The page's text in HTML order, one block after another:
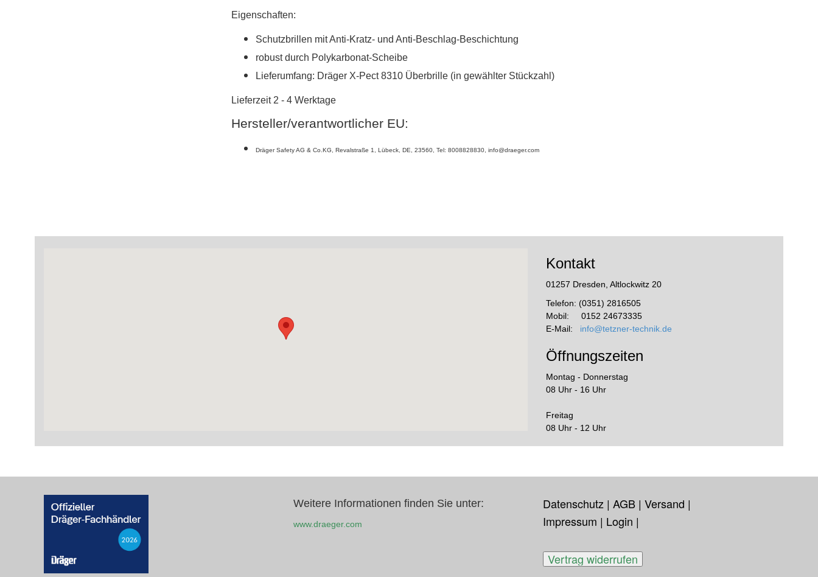
Eigenschaften:
Schutzbrillen mit Anti-Kratz- und Anti-Beschlag-Beschichtung
robust durch Polykarbonat-Scheibe
Lieferumfang: Dräger X-Pect 8310 Überbrille (in gewählter Stückzahl)
Lieferzeit 2 - 4 Werktage
Hersteller/verantwortlicher EU:
Dräger Safety AG & Co.KG Revalstraße 1 Lübeck, DE 23560, Tel: 8008828830, info@draeger.com
Kontakt
01257 Dresden, Altlockwitz 20
Telefon: (0351) 2816505
Mobil: 0152 24673335
E-Mail: info@tetzner-technik.de
Öffnungszeiten
Montag - Donnerstag
08 Uhr - 16 Uhr
Freitag
08 Uhr - 12 Uhr
Weitere Informationen finden Sie unter:
www.draeger.com
Datenschutz | AGB | Versand |
Impressum | Login |